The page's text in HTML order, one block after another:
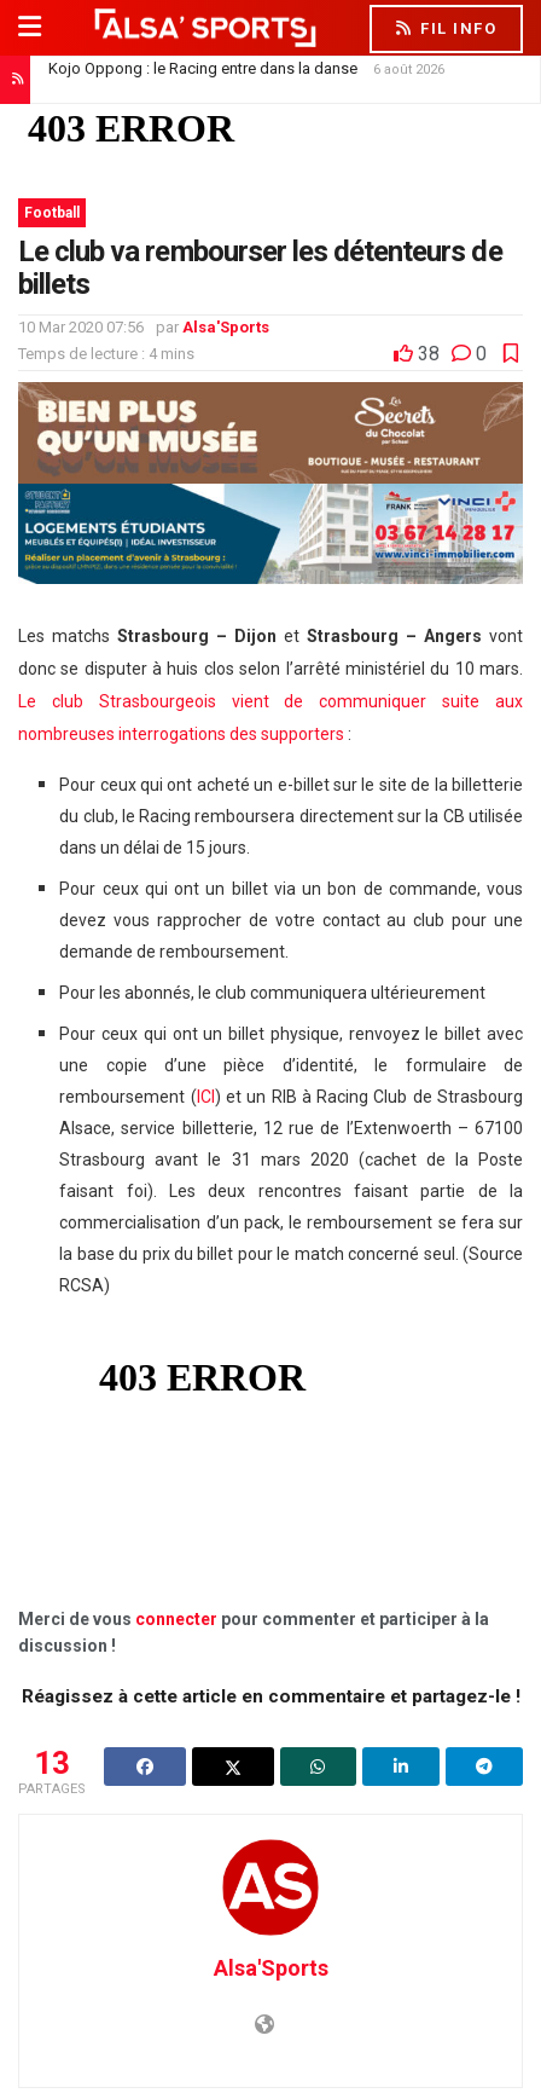
FIL INFO
Kojo Oppong : le Racing entre dans la danse 6 août 2026
Football
Le club va rembourser les détenteurs de
billets
10 Mar 2020 07:56 par Alsa'Sports
Temps de lecture : 4 mins
38 0
Les matchs Strasbourg – Dijon et Strasbourg – Angers vont
donc se disputer à huis clos selon l’arrêté ministériel du 10 mars.
Le club Strasbourgeois vient de communiquer suite aux
nombreuses interrogations des supporters :
Pour ceux qui ont acheté un e-billet sur le site de la billetterie
du club, le Racing remboursera directement sur la CB utilisée
dans un délai de 15 jours.
Pour ceux qui ont un billet via un bon de commande, vous
devez vous rapprocher de votre contact au club pour une
demande de remboursement.
Pour les abonnés, le club communiquera ultérieurement
Pour ceux qui ont un billet physique, renvoyez le billet avec
une copie d’une pièce d’identité, le formulaire de
remboursement (ICI) et un RIB àRacing Club de Strasbourg
Alsace, service billetterie, 12 rue de l’Extenwoerth – 67100
Strasbourg avant le 31 mars 2020 (cachet de la Poste
faisant foi). Les deux rencontres faisant partie de la
commercialisation d’un pack, le remboursement se fera sur
la base du prix du billet pour le match concerné seul. (Source
RCSA)
Merci de vous connecter pour commenter et participer à la
discussion !
Réagissez à cette article en commentaire et partagez-le !
13
PARTAGES
Alsa'Sports